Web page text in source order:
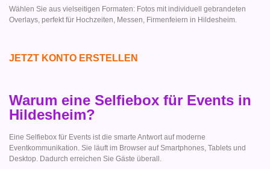
Wählen Sie aus vielseitigen Formaten: Fotos mit individuell gebrandeten
Overlays, perfekt für Hochzeiten, Messen, Firmenfeiern in Hildesheim.
JETZT KONTO ERSTELLEN
Warum eine Selfiebox für Events in
Hildesheim?
Eine Selfiebox für Events ist die smarte Antwort auf moderne
Eventkommunikation. Sie läuft im Browser auf Smartphones, Tablets und
Desktop. Dadurch erreichen Sie Gäste überall.